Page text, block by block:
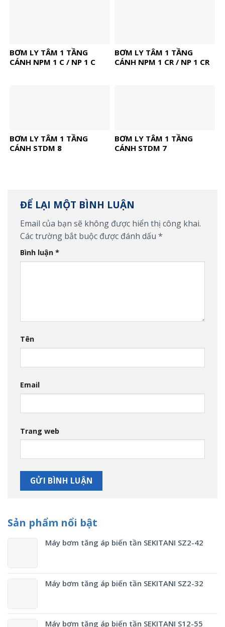
BƠM LY TÂM 1 TẦNG
CÁNH NPM 1 C / NP 1 C
BƠM LY TÂM 1 TẦNG
CÁNH NPM 1 CR / NP 1 CR
BƠM LY TÂM 1 TẦNG
CÁNH STDM 8
BƠM LY TÂM 1 TẦNG
CÁNH STDM 7
ĐỂ LẠI MỘT BÌNH LUẬN
Email của bạn sẽ không được hiển thị công khai.
Các trường bắt buộc được đánh dấu *
Bình luận *
Tên
Email
Trang web
Sản phẩm nổi bật
Máy bơm tăng áp biến tần SEKITANI SZ2-42
Máy bơm tăng áp biến tần SEKITANI SZ2-32
Máy bơm tăng áp biến tần SEKITANI S12-55